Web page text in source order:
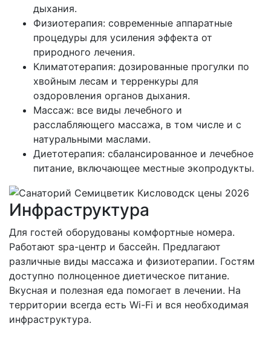
дыхания.
Физиотерапия: современные аппаратные
процедуры для усиления эффекта от
природного лечения.
Климатотерапия: дозированные прогулки по
хвойным лесам и терренкуры для
оздоровления органов дыхания.
Массаж: все виды лечебного и
расслабляющего массажа, в том числе и с
натуральными маслами.
Диетотерапия: сбалансированное и лечебное
питание, включающее местные экопродукты.
Инфраструктура
Для гостей оборудованы комфортные номера.
Работают spa-центр и бассейн. Предлагают
различные виды массажа и физиотерапии. Гостям
доступно полноценное диетическое питание.
Вкусная и полезная еда помогает в лечении. На
территории всегда есть Wi-Fi и вся необходимая
инфраструктура.